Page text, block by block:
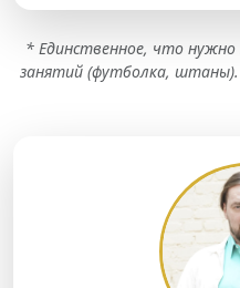
* Единственное, что
занятий (футболка, штаны).